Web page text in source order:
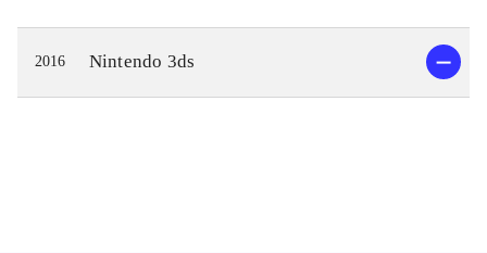
2016 Nintendo 3ds